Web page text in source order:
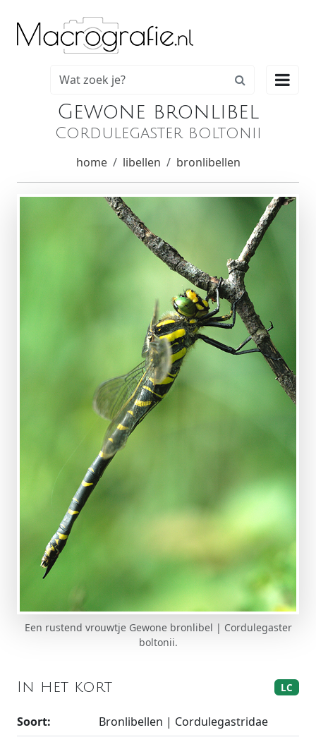

Gewone bronlibel
Cordulegaster boltonii
home libellen bronlibellen
Een rustend vrouwtje Gewone bronlibel | Cordulegaster
boltonii.
In het kort LC
Soort:
Bronlibellen | Cordulegastridae